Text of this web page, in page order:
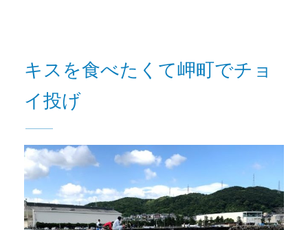
キスを食べたくて岬町でチョ
イ投げ